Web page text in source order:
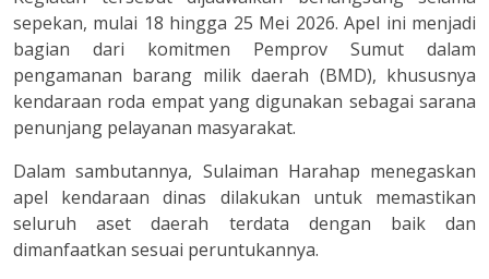
sepekan, mulai 18 hingga 25 Mei 2026. Apel ini menjadi
bagian dari komitmen Pemprov Sumut dalam
pengamanan barang milik daerah (BMD), khususnya
kendaraan roda empat yang digunakan sebagai sarana
penunjang pelayanan masyarakat.
Dalam sambutannya, Sulaiman Harahap menegaskan
apel kendaraan dinas dilakukan untuk memastikan
seluruh aset daerah terdata dengan baik dan
dimanfaatkan sesuai peruntukannya.